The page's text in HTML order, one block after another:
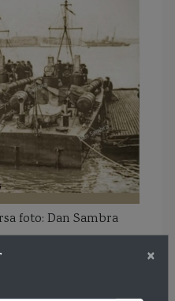
foto: Dan Sambra
lui Cristian
×